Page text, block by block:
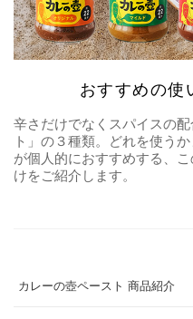
おすすめの使
辛さだけでなくスパイスの
ト」の３種類。どれを使う
が個人的におすすめする、
けをご紹介します。
カレーの壺ペースト 商品紹介